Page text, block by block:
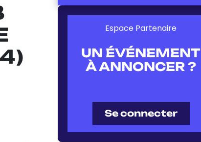
Espace Partenaire
UN ÉVÉNEMENT
À ANNONCER ?
Se connecter